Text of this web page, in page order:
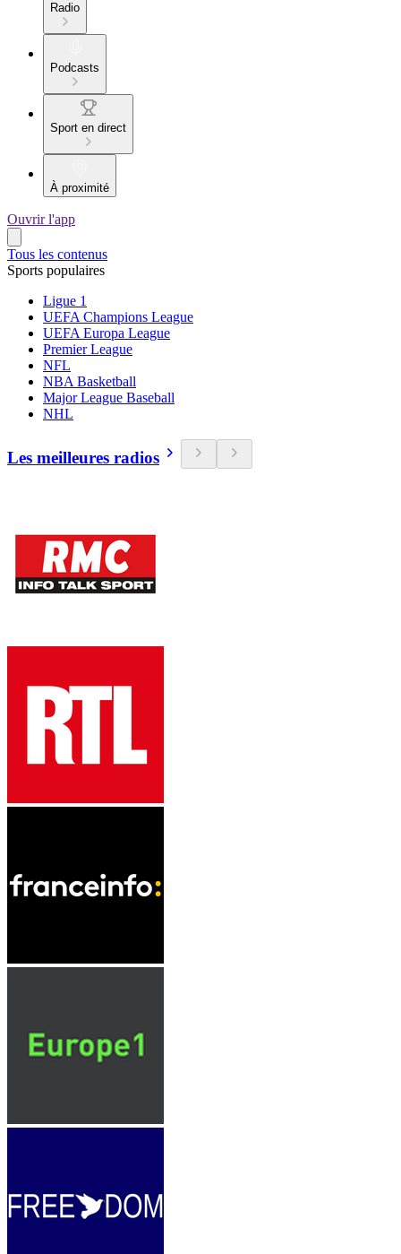
Radio
Podcasts
Sport en direct
À proximité
Ouvrir l'app
Tous les contenus
Sports populaires
Ligue 1
UEFA Champions League
UEFA Europa League
Premier League
NFL
NBA Basketball
Major League Baseball
NHL
Les meilleures radios